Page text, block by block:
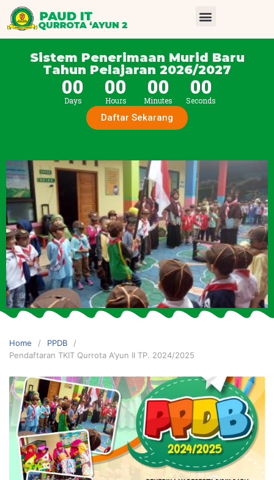
Sistem Penerimaan Murid Baru
Tahun Pelajaran 2026/2027
00
Days
00
Hours
00
Minutes
00
Seconds
Daftar Sekarang
Home
PPDB
Pendaftaran TKIT Qurrota A’yun II TP. 2024/2025